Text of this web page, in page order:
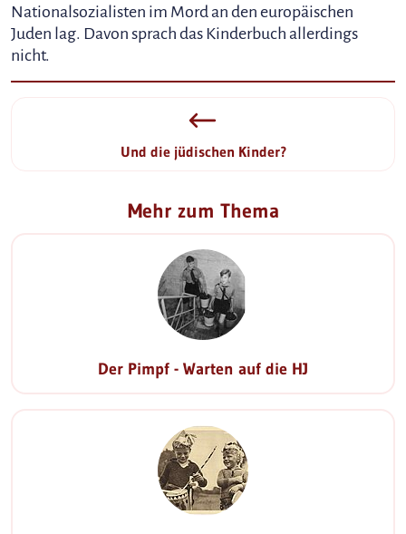
Nationalsozialisten im Mord an den europäischen
Juden lag. Davon sprach das Kinderbuch allerdings
nicht.
Und die jüdischen Kinder?
Mehr zum Thema
Der Pimpf - Warten auf die HJ